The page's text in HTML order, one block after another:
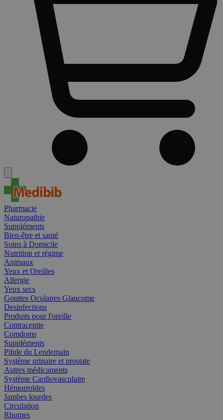
Pharmacie
Naturopathie
Suppléments
Bien-être et santé
Soins à Domicile
Nutrition et régime
Animaux
Yeux et Oreilles
Allergie
Yeux secs
Gouttes Oculaires Glaucome
Desinfections
Produits pour l'oreille
Contraceptie
Comdoms
Suppléments
Pilule du Lendemain
Système urinaire et prostate
Autres médicaments
Système Cardiovasculaire
Hémorroïdes
Jambes lourdes
Circulation
Rhumes